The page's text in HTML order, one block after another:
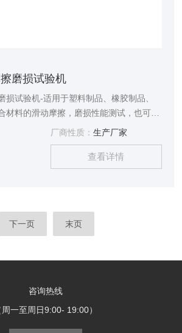
磨损试验机
损试验机-适用于塑料制品、橡胶制品、
材料的滑动摩擦，磨损性能测试，也可对
、磨擦系数和磨损量进行测定。本仪器融
进行升级改造而成，本仪器具有测控精度
，是科研院所、质检机构、实验室研究试
厂商性质： 生产厂家
查看详情
下一页 末页
咨询热线
周一至周日9:00- 19:00）